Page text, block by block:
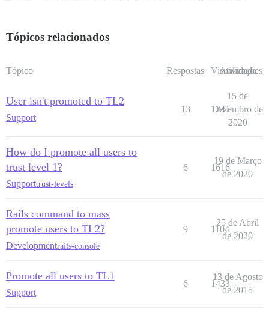
Tópicos relacionados
Tópico Respostas Visualizações
Atividade
User isn't promoted to TL2
Support
13 1241
15 de
Dezembro de
2020
How do I promote all users to
trust level 1?
Supporttrust-levels
6 1616
19 de Março
de 2020
Rails command to mass
promote users to TL2?
Developmentrails-console
9 1104
25 de Abril
de 2020
Promote all users to TL1
Support
6 1433
13 de Agosto
de 2015